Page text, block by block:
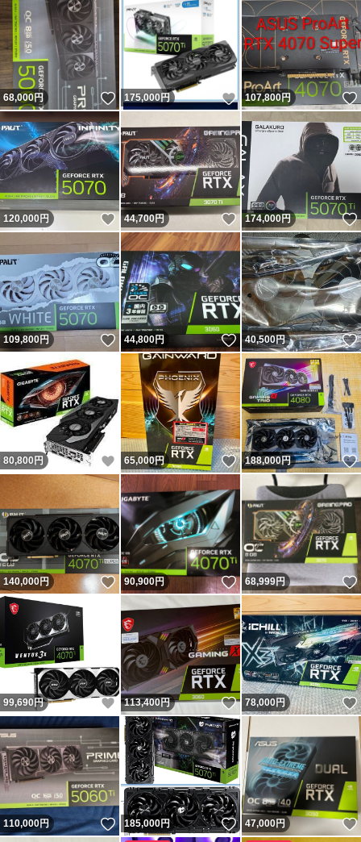
68,000円 いいね！
175,000円 いいね！
107,800円
120,000 円 いいね！
44,700円 いいね！
174,000円
109,800円 いいね！
44,800円 いいね！
40,500円
80,800 円 いいね！
65,000円 いいね！
188,000円
140,000円 いいね！
90,900円 いいね！
68,999円
99,690 円 いいね！
113,400円 いいね！
78,000円
110,000円 いいね！
185,000円 いいね！
47,000円